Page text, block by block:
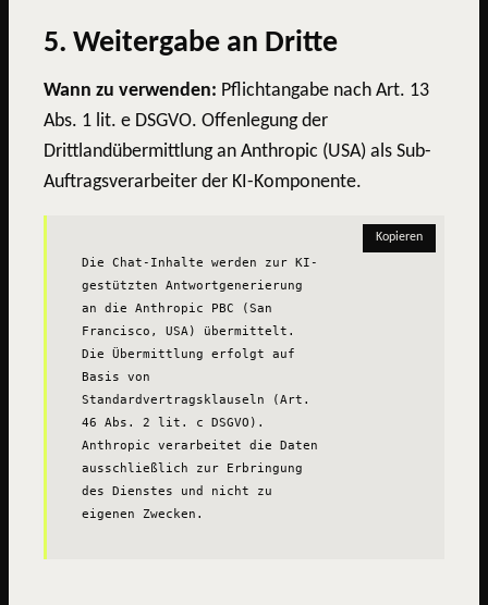
5. Weitergabe an Dritte
Wann zu verwenden: Pflichtangabe nach Art. 13
Abs. 1 lit. e DSGVO. Offenlegung der
Drittlandübermittlung an Anthropic (USA) als Sub-
Auftragsverarbeiter der KI-Komponente.
Kopieren
Die Chat-Inhalte werden zur KI-
gestützten Antwortgenerierung
an die Anthropic PBC (San
Francisco, USA) übermittelt.
Die Übermittlung erfolgt auf
Basis von
Standardvertragsklauseln (Art.
46 Abs. 2 lit. c DSGVO).
Anthropic verarbeitet die Daten
ausschließlich zur Erbringung
des Dienstes und nicht zu
eigenen Zwecken.